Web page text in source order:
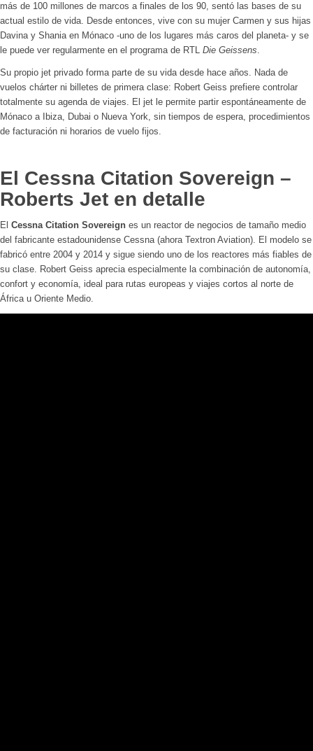
más de 100 millones de marcos a finales de los 90, sentó las bases de su
actual estilo de vida. Desde entonces, vive con su mujer Carmen y sus hijas
Davina y Shania en Mónaco -uno de los lugares más caros del planeta- y se
le puede ver regularmente en el programa de RTL Die Geissens.
Su propio jet privado forma parte de su vida desde hace años. Nada de
vuelos chárter ni billetes de primera clase: Robert Geiss prefiere controlar
totalmente su agenda de viajes. El jet le permite partir espontáneamente de
Mónaco a Ibiza, Dubai o Nueva York, sin tiempos de espera, procedimientos
de facturación ni horarios de vuelo fijos.
El Cessna Citation Sovereign –
Roberts Jet en detalle
El Cessna Citation Sovereign es un reactor de negocios de tamaño medio
del fabricante estadounidense Cessna (ahora Textron Aviation). El modelo se
fabricó entre 2004 y 2014 y sigue siendo uno de los reactores más fiables de
su clase. Robert Geiss aprecia especialmente la combinación de autonomía,
confort y economía, ideal para rutas europeas y viajes cortos al norte de
África u Oriente Medio.